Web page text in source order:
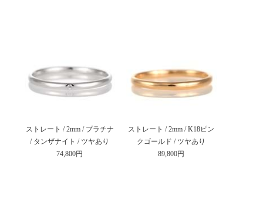
ストレート / 2mm / プラチナ
/ タンザナイト / ツヤあり
74,800円
ストレート / 2mm / K18ピン
クゴールド / ツヤあり
89,800円